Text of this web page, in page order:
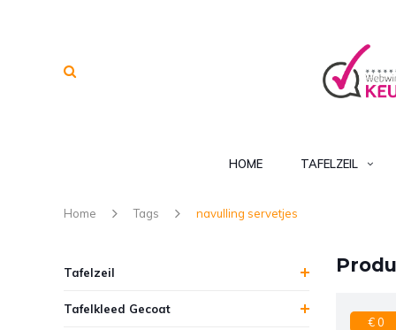
HOME TAFELZEIL
Home Tags navulling servetjes
Tafelzeil
Tafelkleed Gecoat
€ 0